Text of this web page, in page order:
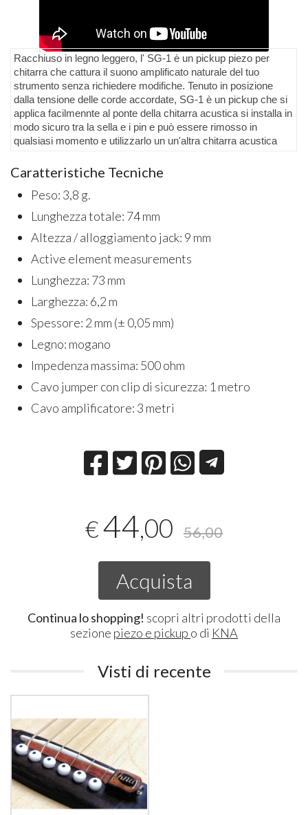
Racchiuso in legno leggero, l' SG-1 è un pickup piezo per
chitarra che cattura il suono amplificato naturale del tuo
strumento senza richiedere modifiche. Tenuto in posizione
dalla tensione delle corde accordate, SG-1 è un pickup che si
applica facilmennte al ponte della chitarra acustica si installa in
modo sicuro tra la sella e i pin e può essere rimosso in
qualsiasi momento e utilizzarlo un un'altra chitarra acustica
Caratteristiche Tecniche
Peso: 3,8 g.
Lunghezza totale: 74 mm
Altezza / alloggiamento jack: 9 mm
Active element measurements
Lunghezza: 73 mm
Larghezza: 6,2 m
Spessore: 2 mm (± 0,05 mm)
Legno: mogano
Impedenza massima: 500 ohm
Cavo jumper con clip di sicurezza: 1 metro
Cavo amplificatore: 3 metri
€44,00 56,00
Acquista
Continua lo shopping! scopri altri prodotti della
sezione piezo e pickup o di KNA
Visti di recente